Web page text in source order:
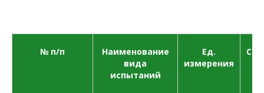
№ п/п
Наименование
вида
испытаний
Ед.
измерения